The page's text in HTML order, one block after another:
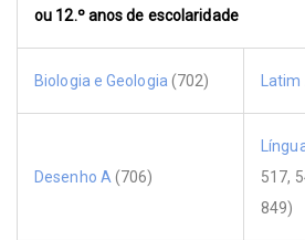
ou 12.º anos de escolaridade
Biologia e Geologia (702) Latim
Desenho A (706)
517,
849)